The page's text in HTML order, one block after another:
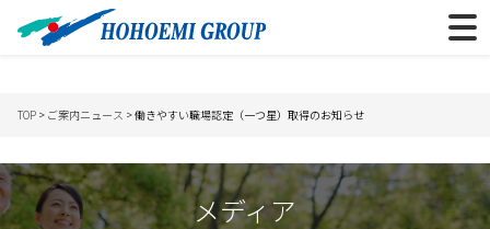
TOP > ご案内ニュース > 働きやすい職場認定（一つ星）取得のお知らせ
メディア